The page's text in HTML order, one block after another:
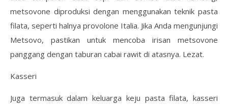
metsovone diproduksi dengan menggunakan teknik pasta
filata, seperti halnya provolone Italia. Jika Anda mengunjungi
Metsovo, pastikan untuk mencoba irisan metsovone
panggang dengan taburan cabai rawit di atasnya. Lezat.
Kasseri
Juga termasuk dalam keluarga keju pasta filata, kasseri